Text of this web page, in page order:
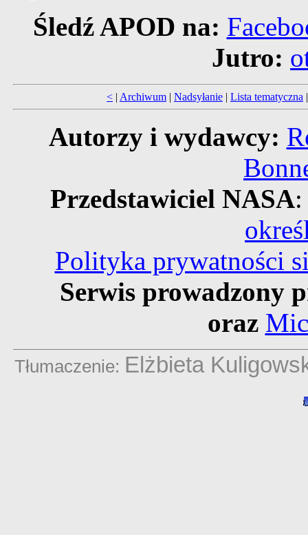
Śledź APOD na:
Jutro:
< | Archiwum | Nadsyłanie | Lista tematyczna
Autorzy i wydawcy:
Przedstawiciel NASA
Polityka prywatności
Serwis prowadzony
oraz
Tłumaczenie: Elżbieta